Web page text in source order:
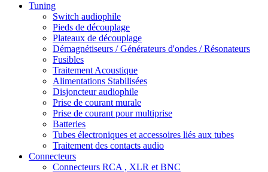
Tuning
Switch audiophile
Pieds de découplage
Plateaux de découplage
Démagnétiseurs / Générateurs d'ondes / Résonateurs
Fusibles
Traitement Acoustique
Alimentations Stabilisées
Disjoncteur audiophile
Prise de courant murale
Prise de courant pour multiprise
Batteries
Tubes électroniques et accessoires liés aux tubes
Traitement des contacts audio
Connecteurs
Connecteurs RCA , XLR et BNC